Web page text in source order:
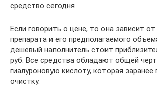
средство сегодня
Если говорить о цене, то она зависит
препарата и его предполагаемого
дешевый наполнитель стоит
руб. Все средства обладают общей
гиалуроновую кислоту, которая заранее
очистку.